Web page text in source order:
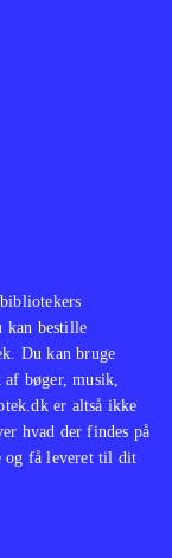
kan bestille
Du kan bruge
bøger, musik,
er altså ikke
hvad der findes på
og få leveret til dit